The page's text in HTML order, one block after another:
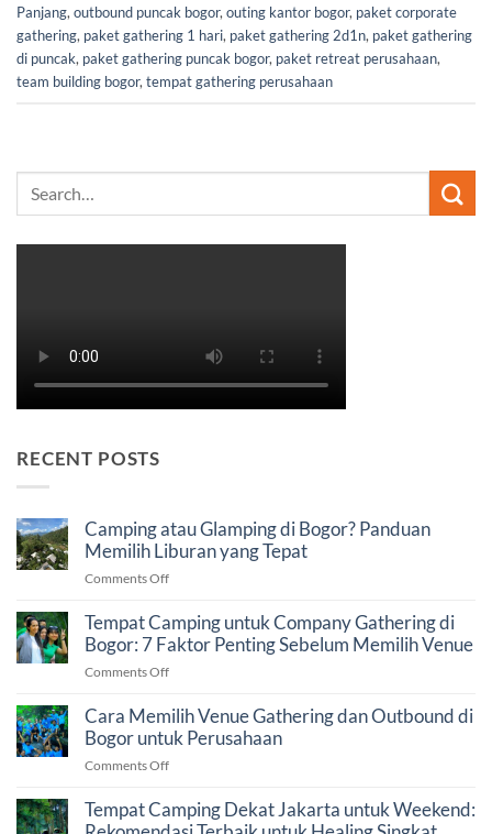
Panjang,outbound puncak bogor,outing kantor bogor, paket corporate
gathering, paket gathering 1 hari, paket gathering 2d1n, paket gathering
di puncak, paket gathering puncak bogor, paket retreat perusahaan,
team building bogor,tempat gathering perusahaan
RECENT POSTS
Camping atau Glamping di Bogor? Panduan
Memilih Liburan yang Tepat
Comments Offon
atau
Glamping
di
Bogor?
Memilih
Liburan
Tempat Camping untuk Company Gathering di
Bogor: 7 Faktor Penting Sebelum Memilih Venue
Comments Offon
Camping
untuk
Company
Gathering
Bogor:
7
Cara Memilih Venue Gathering dan Outbound di
Bogor untuk Perusahaan
Comments Offon
Memilih
Venue
Tempat Camping Dekat Jakarta untuk Weekend: